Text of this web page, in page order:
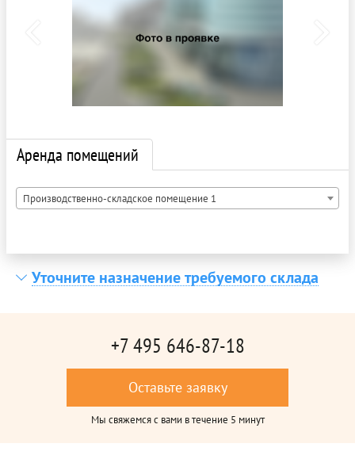
Аренда помещений
Производственно-складское помещение 1
Уточните назначение требуемого склада
+7 495 646-87-18
Оставьте заявку
Мы свяжемся с вами в течение 5 минут